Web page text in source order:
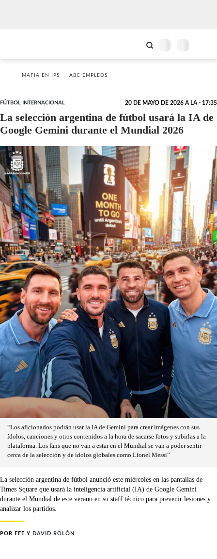
MAFIA EN IPS ABC EMPLEOS
FÚTBOL INTERNACIONAL 20 DE MAYO DE 2026 A LA - 17:35
La selección argentina de fútbol usará la IA de
Google Gemini durante el Mundial 2026
“Los aficionados podrán usar la IA de Gemini para crear imágenes con sus
ídolos, canciones y otros contenidos a la hora de sacarse fotos y subirlas a la
plataforma. Los fans que no van a estar en el Mundial se van a poder sentir
cerca de la selección y de ídolos globales como Lionel Messi”
La selección argentina de fútbol anunció este miércoles en las pantallas de
Times Square que usará la inteligencia artificial (IA) de Google Gemini
durante el Mundial de este verano en su staff técnico para prevenir lesiones y
analizar los partidos.
POR EFE Y DAVID ROLÓN